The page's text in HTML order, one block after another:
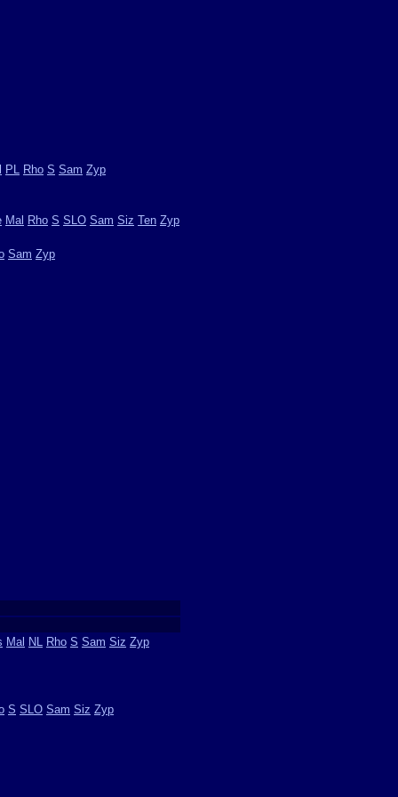
PL Rho S Sam Zyp
Mal Rho S SLO Sam Siz Ten Zyp
Sam Zyp
Mal NL Rho S Sam Siz Zyp
S SLO Sam Siz Zyp